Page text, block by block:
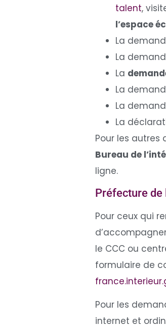
talent,
l’espace
La
La
La
La
La
La
Pour les
Bureau de
ligne.
Préfecture de
Pour ceux qui
le CCC ou
formulaire de
Pour les
internet et